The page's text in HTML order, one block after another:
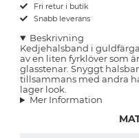
Fri retur i butik
Snabb leverans
Beskrivning
Kedjehalsband i
av en liten fyrklöver som
glasstenar. Snyggt
tillsammans med andra
lager look.
Mer Information